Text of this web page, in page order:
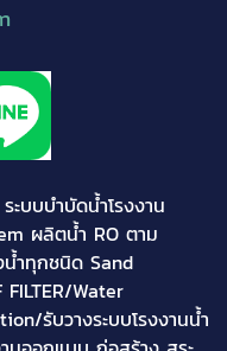
ะบบบำบัดน้ำโรงงาน
ผลิตน้ำ RO ตาม
ำทุกชนิด Sand
Water
รับวางระบบโรงงานน้ำ